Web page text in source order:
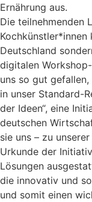
Ernährung aus.
Die teilnehmenden
Deutschland
digitalen
uns so gut
in unser Standard-
der Ideen“, eine
deutschen
sie uns – zu
Urkunde der
Lösungen
die innovativ und
und somit einen